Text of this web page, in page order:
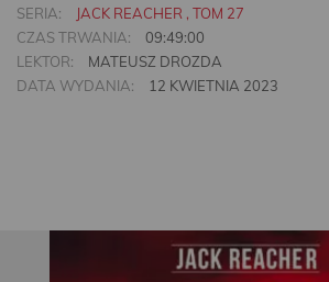
SERIA:
JACK REACHER , TOM 27
CZAS TRWANIA:
09:49:00
LEKTOR:
MATEUSZ DROZDA
DATA WYDANIA:
12 KWIETNIA 2023